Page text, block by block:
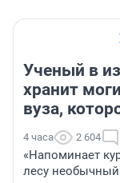
Ученый в
хранит
вуза,
4 часа 2 604
«Напоминает
лесу необычный